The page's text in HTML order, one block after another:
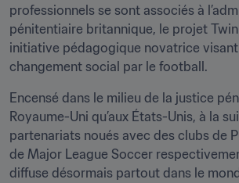
professionnels se sont associés à
pénitentiaire britannique, le projet
initiative pédagogique novatrice visant
changement social par le football.
Encensé dans le milieu de la justice
Royaume-Uni qu’aux États-Unis, à la
partenariats noués avec des clubs de
de Major League Soccer
diffuse désormais partout dans le